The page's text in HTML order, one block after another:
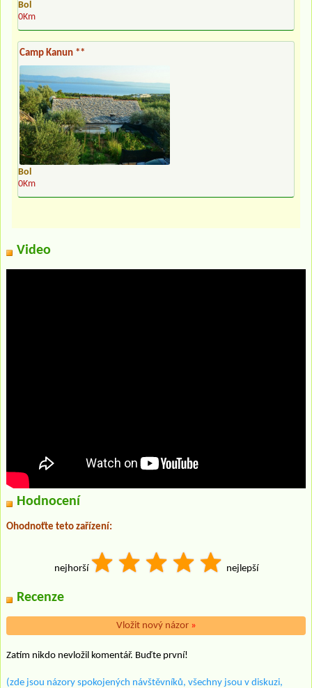
Bol
0Km
Camp Kanun **
Bol
0Km
Video
Hodnocení
Ohodnoťte teto zařízení:
nejhorší nejlepší
Recenze
Vložit nový názor »
Zatím nikdo nevložil komentář. Buďte první!
(zde jsou názory spokojených návštěvníků, všechny jsou v diskuzi,